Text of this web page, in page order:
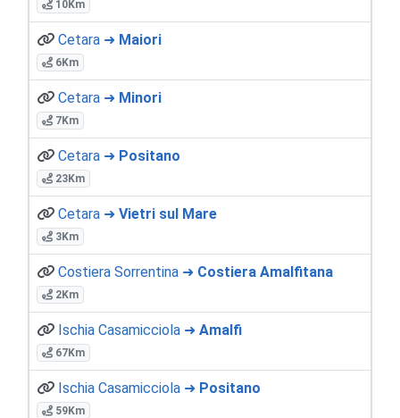
10Km
Cetara ➜ Maiori
6Km
Cetara ➜ Minori
7Km
Cetara ➜ Positano
23Km
Cetara ➜ Vietri sul Mare
3Km
Costiera Sorrentina ➜ Costiera Amalfitana
2Km
Ischia Casamicciola ➜ Amalfi
67Km
Ischia Casamicciola ➜ Positano
59Km